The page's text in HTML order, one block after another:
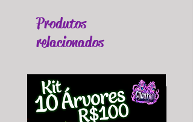
Produtos
relacionados